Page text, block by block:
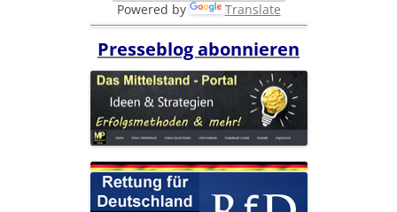
Powered by Translate
Presseblog abonnieren